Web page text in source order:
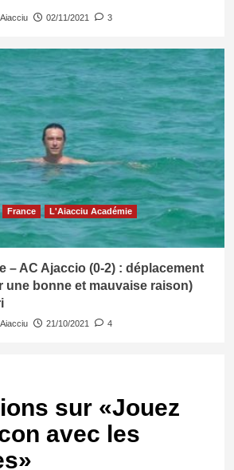
02/11/2021 3
France
L'Aiacciu Académie
– AC Ajaccio (0-2) : déplacement
une bonne et mauvaise raison)
21/10/2021 4
sur «Jouez
avec les
»